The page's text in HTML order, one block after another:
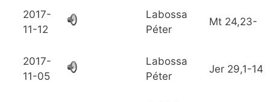
2017-
11-12
Labossa
Péter
Mt 24,23-
2017-
11-05
Labossa
Péter
Jer 29,1-14